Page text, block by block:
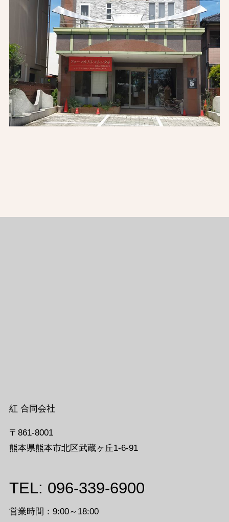
紅 合同会社
〒861-8001
熊本県熊本市北区武蔵ヶ丘1-6-91
TEL: 096-339-6900
営業時間：9:00～18:00